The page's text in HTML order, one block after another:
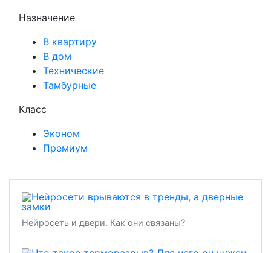
Назначение
В квартиру
В дом
Технические
Тамбурные
Класс
Эконом
Премиум
Нейросеть и двери. Как они связаны?